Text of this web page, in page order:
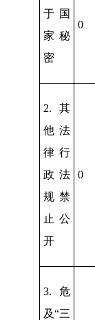
于国
家秘
密
0
2.其
他法
律行
政法
规禁
止公
开
0
3.危
及“三